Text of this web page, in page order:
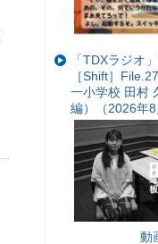
「TDXラジオ
［Shift］
一小学校 田村
編）（2026年8
動